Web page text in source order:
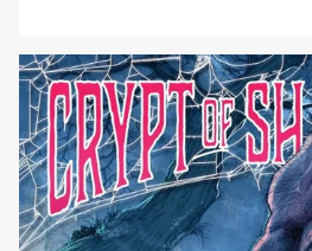
volume dedicato ai Midnight Sons
Union Jack e Licantropus) e
Inoltre [']